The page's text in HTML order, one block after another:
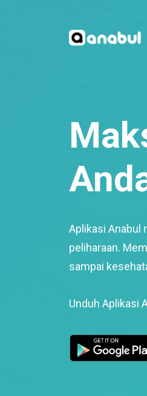
Aplikasi Anabul
peliharaan.
sampai
Unduh Aplikasi